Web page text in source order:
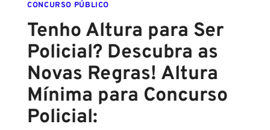
CONCURSO PÚBLICO
Tenho Altura para Ser
Policial? Descubra as
Novas Regras! Altura
Mínima para Concurso
Policial: